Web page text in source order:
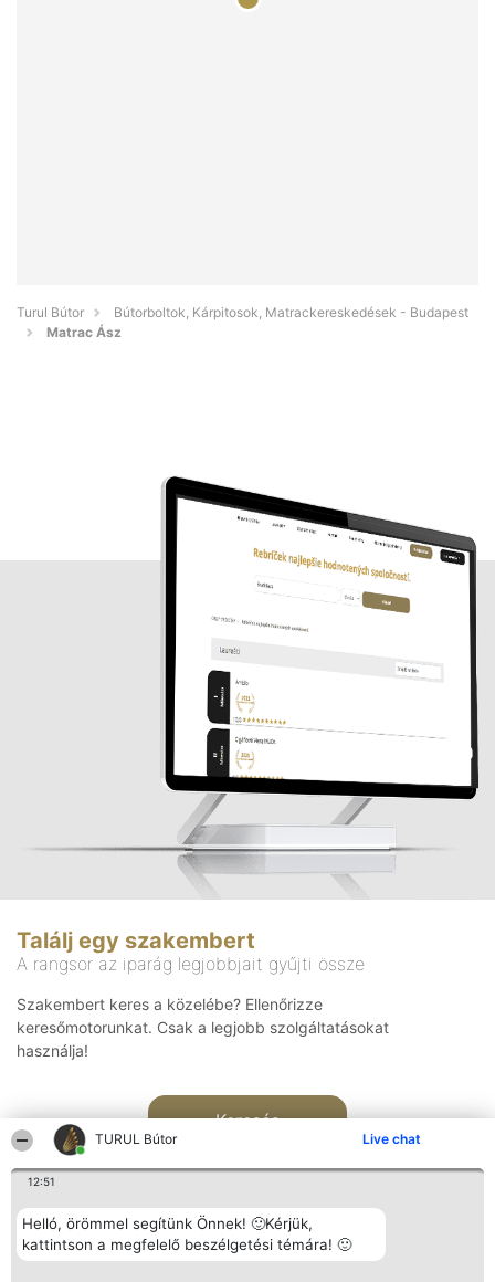
TURUL Bútor Live chat
12:51
Helló, örömmel segítünk Önnek! 🙂Kérjük,
kattintson a megfelelő beszélgetési témára! 🙂
Turul Bútor
Bútorboltok, Kárpitosok, Matrackereskedések - Budapest
Matrac Ász
Találj egy szakembert
A rangsor az iparág legjobbjait gyűjti össze
Szakembert keres a közelébe? Ellenőrizze
keresőmotorunkat. Csak a legjobb szolgáltatásokat
használja!
Keresés